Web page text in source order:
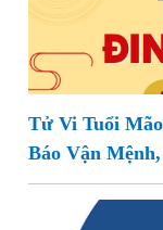
Tử Vi Tuổi
Báo Vận